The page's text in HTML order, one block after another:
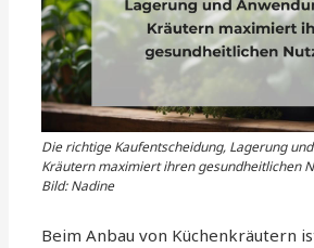
Die richtige Kaufentscheidung, Lagerung
Kräutern maximiert ihren gesundheitlichen
Bild: Nadine
Beim Anbau von Küchenkräutern